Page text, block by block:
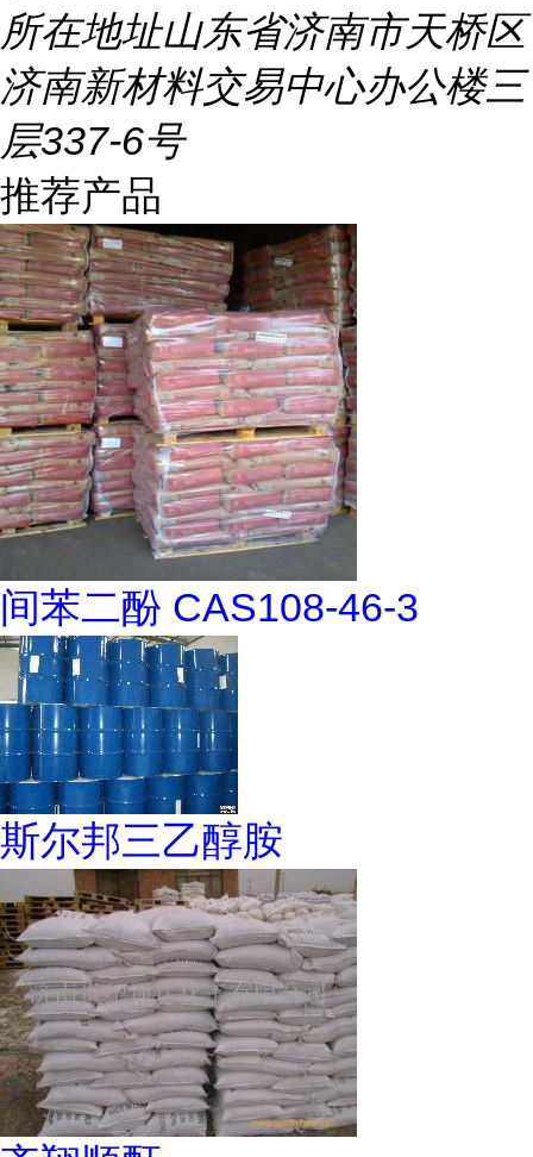
所在地址山东省济南市天桥区
济南新材料交易中心办公楼三
层337-6号
推荐产品
间苯二酚 CAS108-46-3
斯尔邦三乙醇胺